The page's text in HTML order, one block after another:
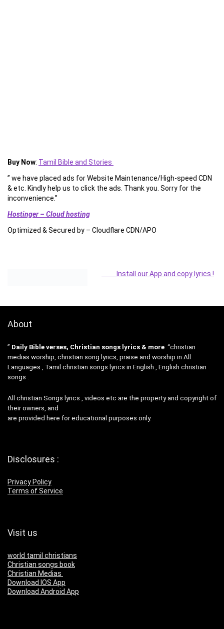
Buy Now: Tamil Bible and Stories
” we have placed ads for Website Maintenance/High-speed CDN
& etc. Kindly help us to click the ads. Thank you. Sorry for the
inconvenience.”
Hostinger – Cloud hosting
Optimized & Secured by – Cloudflare CDN/APO
Install our App and copy lyrics !
About
” Daily Bible verses, Christian songs lyrics & more “christian
medias worship, christian song lyrics, praise and worship in All
Languages , Tamil christian songs lyrics in English , English christian
songs .
All christian Songs lyrics , videos etc are the property and copyright of
their owners, and
are provided here for educational purposes only.
Disclosures :
Privacy Policy
Terms of Service
Visit us
world tamil christians
Christian songs book
Christian Medias
Download IOS App
Download Android App